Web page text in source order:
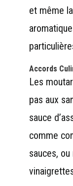
et même
Accords
Les
pas aux
sauce
comme
sauces,